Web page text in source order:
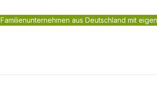
Familienunternehmen aus Deutschland mit